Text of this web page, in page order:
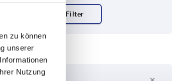
zu können
unserer
Nutzung
Lieferzeit auf Anfrage